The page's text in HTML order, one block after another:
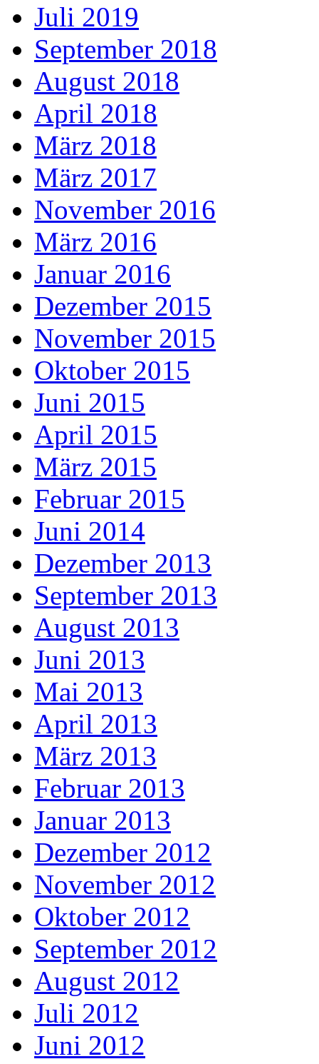
Juli 2019
September 2018
August 2018
April 2018
März 2018
März 2017
November 2016
März 2016
Januar 2016
Dezember 2015
November 2015
Oktober 2015
Juni 2015
April 2015
März 2015
Februar 2015
Juni 2014
Dezember 2013
September 2013
August 2013
Juni 2013
Mai 2013
April 2013
März 2013
Februar 2013
Januar 2013
Dezember 2012
November 2012
Oktober 2012
September 2012
August 2012
Juli 2012
Juni 2012